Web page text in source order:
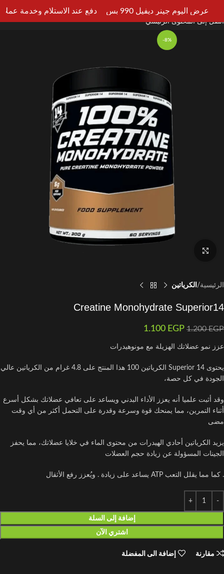
انتقل إلى التنقل
انتقل إلى المحتوى الرئيسي
-8%
الرئيسية الكرياتين
Creatine Monohydrate Superior14
1.200EGP
1.100 EGP
عزز نمو عضلاتك الهزيلة مع مونوهيدرات
يحتوى 14 Superior الكرياتين 100 هذا المنتج على 4.8 غرام من الكرياتين عالي
الجودة في كل حصة،
وقد أثبت علميا أنه يعزز الأداء البدني ويساعد على تعافي عضلاتك بشكل أسرع
أثناء التمرين، مما يمنحك قوة وسرعة وقدرة على التحمل أكثر من أي وقت
مضى
يزيد الكرياتين أحادي الهيدرات من محتوى الماء في خلايا عضلاتك، مما يحفز
الجينات المسؤولة عن زيادة حجم العضلات
. كما مما يقلل التعب ATP يساعد على زيادة . ويُعزز رفع الأثقال
إضافة إلى السلة
اشتري الآن
مقارنة إضافة الى المفضلة
عرض اليوم جينر ديفيل 990 بس دفع عند الاستلام وخدمة عملاء